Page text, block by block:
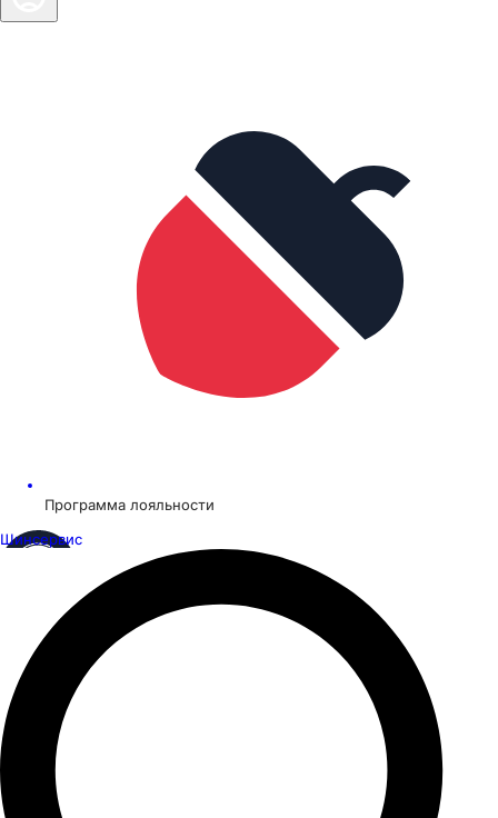
Программа лояльности
Шинсервис